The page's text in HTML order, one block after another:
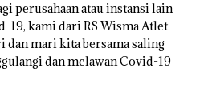
perusahaan atau instansi lain
19, kami dari RS Wisma Atlet
dan mari kita bersama saling
dan melawan Covid-19